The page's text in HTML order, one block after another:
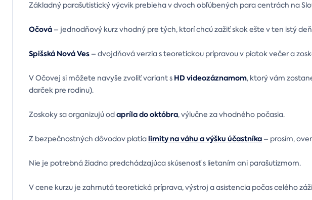
Základný parašutistický výcvik prebieha v dvoch obľúbených para centrách na
Očová – jednodňový kurz vhodný pre tých, ktorí chcú zažiť skok ešte v ten istý
Spišská Nová Ves – dvojdňová verzia s teoretickou prípravou v piatok večer a
V Očovej si môžete navyše zvoliť variant s HD videozáznamom, ktorý vám
darček pre rodinu).
Zoskoky sa organizujú odapríla do októbra, výlučne za vhodného počasia.
Z bezpečnostných dôvodov platialimity na váhu a výšku účastníka – prosím,
Nie je potrebná žiadna predchádzajúca skúsenosť s lietaním ani parašutizmom.
V cene kurzu je zahrnutá teoretická príprava, výstroj a asistencia počas celého